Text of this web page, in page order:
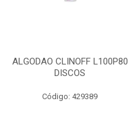
ALGODAO CLINOFF L100P80
DISCOS
Código: 429389